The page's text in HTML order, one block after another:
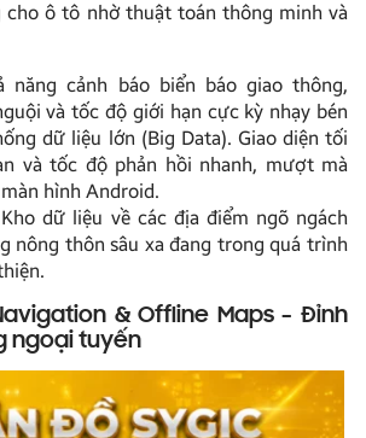
cho ô tô nhờ thuật toán thông minh và
năng cảnh báo biển báo giao thông,
và tốc độ giới hạn cực kỳ nhạy bén
dữ liệu lớn (Big Data). Giao diện tối
và tốc độ phản hồi nhanh, mượt mà
hình Android.
Kho dữ liệu về các địa điểm ngõ ngách
nông thôn sâu xa đang trong quá trình
& Offline Maps – Đỉnh
ngoại tuyến